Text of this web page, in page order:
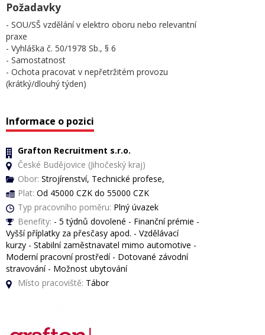
Požadavky
- SOU/SŠ vzdělání v elektro oboru nebo relevantní
praxe
- Vyhláška č. 50/1978 Sb., § 6
- Samostatnost
- Ochota pracovat v nepřetržitém provozu
(krátký/dlouhý týden)
Informace o pozici
Grafton Recruitment s.r.o.
České Budějovice (Jihočeský kraj)
Obor: Strojírenství, Technické profese,
Plat: Od 45000 CZK do 55000 CZK
Typ pracovního poměru: Plný úvazek
Benefity: - 5 týdnů dovolené - Finanční prémie -
Vyšší příplatky za přesčasy apod. - Vzdělávací
kurzy - Stabilní zaměstnavatel mimo automotive -
Moderní pracovní prostředí - Dotované závodní
stravování - Možnost ubytování
Místo pracoviště: Tábor